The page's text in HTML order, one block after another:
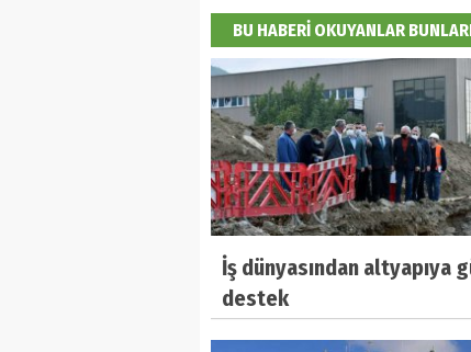
BU HABERİ OKUYANLAR
İş dünyasından altyapıya
destek